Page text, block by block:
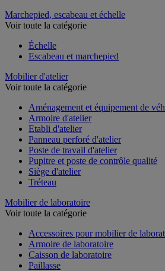
Marchepied, escabeau et échelle
Voir toute la catégorie
Échelle
Escabeau et marchepied
Mobilier d'atelier
Voir toute la catégorie
Aménagement et équipement de
Armoire d'atelier
Etabli d'atelier
Panneau perforé d'atelier
Poste de travail d'atelier
Pupitre et poste de contrôle qualité
Siège d'atelier
Tréteau
Mobilier de laboratoire
Voir toute la catégorie
Accessoires pour mobilier de
Armoire de laboratoire
Caisson de laboratoire
Paillasse